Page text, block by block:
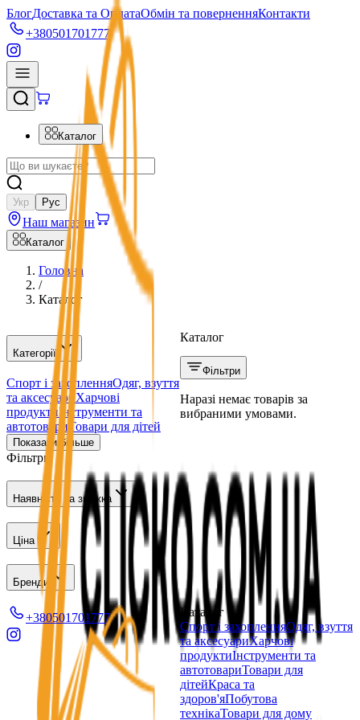
БлогДоставка та ОплатаОбмін та поверненняКонтакти
+380501701777
Каталог
Укр Рус
Наш магазин
Каталог
Головна
/
Каталог
Категорії
Спорт і захопленняОдяг, взуття
та аксесуариХарчові
продуктиІнструменти та
автотовари Товари для дітей
Показати більше
Фільтри
Наявність та знижка
Ціна
Бренди
Каталог
Фільтри
Наразі немає товарів за
вибраними умовами.
+380501701777
Каталог
Спорт і захопленняОдяг, взуття
та аксесуариХарчові
продуктиІнструменти та
автотовариТовари для
дітейКраса та
здоров'яПобутова
технікаТовари для дому